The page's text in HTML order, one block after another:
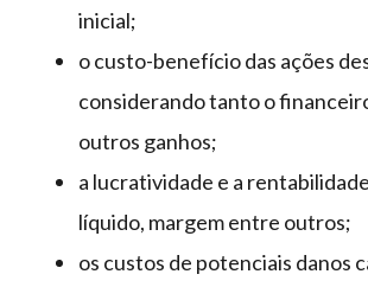
inicial;
o custo-benefício das ações
considerando tanto o
outros ganhos;
a lucratividade e a
líquido, margem entre outros;
os custos de potenciais danos